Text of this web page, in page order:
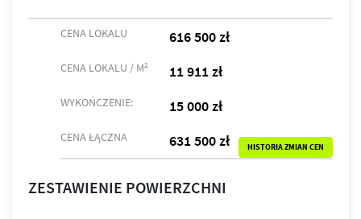
CENA LOKALU 616 500 zł
CENA LOKALU / M2 11 911 zł
WYKOŃCZENIE: 15 000 zł
CENA ŁĄCZNA 631 500 zł HISTORIA ZMIAN CEN
ZESTAWIENIE POWIERZCHNI